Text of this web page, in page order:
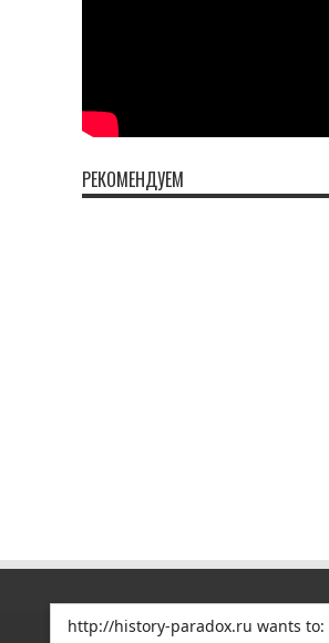
http://history-paradox.ru wants to:
РЕКОМЕНДУЕМ